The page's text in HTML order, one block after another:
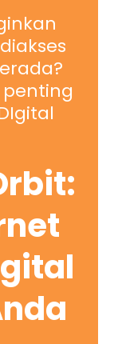
penting